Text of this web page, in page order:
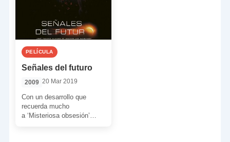
PELÍCULA
Señales del futuro
2009 20 Mar 2019
Con un desarrollo que
recuerda mucho
a ‘Misteriosa obsesión’